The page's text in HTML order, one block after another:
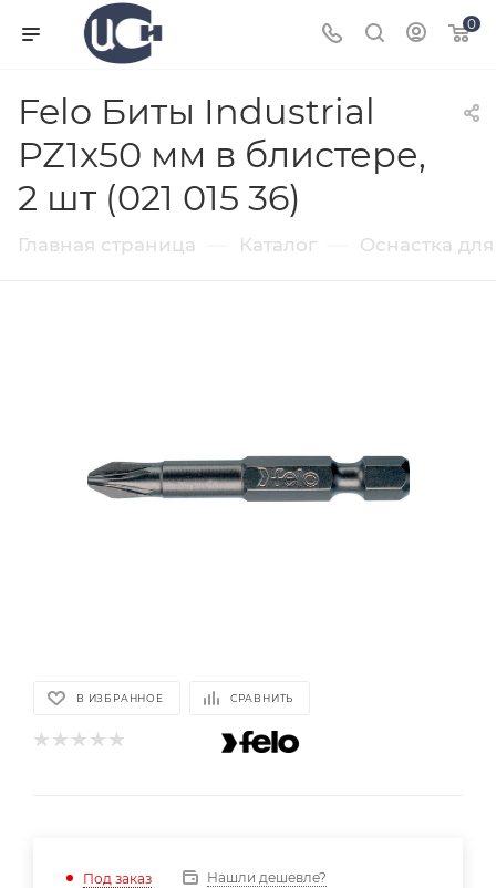
0
Felo Биты Industrial
PZ1x50 мм в блистере,
2 шт (021 015 36)
Главная страница Каталог Оснастка
В ИЗБРАННОЕ СРАВНИТЬ
Под заказ Нашли дешевле?